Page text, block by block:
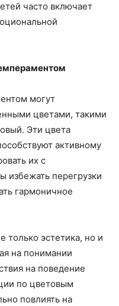
часто включает
могут
цветами, такими
Эти цвета
активному
их с
избежать перегрузки
гармоничное
только эстетика, но и
на понимании
на поведение
по цветовым
повлиять на